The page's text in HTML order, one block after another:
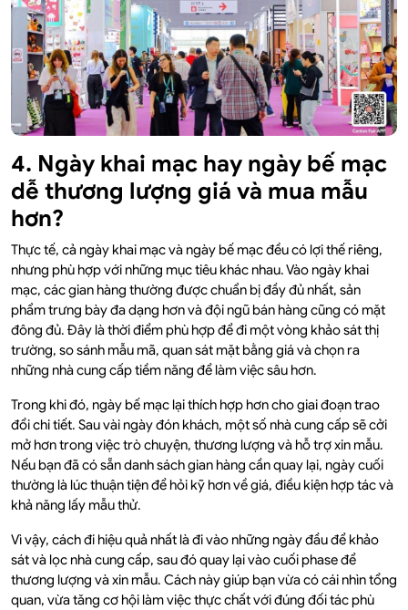
4. Ngày khai mạc hay ngày bế mạc
dễ thương lượng giá và mua mẫu
hơn?
Thực tế, cả ngày khai mạc và ngày bế mạc đều có lợi thế riêng,
nhưng phù hợp với những mục tiêu khác nhau. Vào ngày khai
mạc, các gian hàng thường được chuẩn bị đầy đủ nhất, sản
phẩm trưng bày đa dạng hơn và đội ngũ bán hàng cũng có mặt
đông đủ. Đây là thời điểm phù hợp để đi một vòng khảo sát thị
trường, so sánh mẫu mã, quan sát mặt bằng giá và chọn ra
những nhà cung cấp tiềm năng để làm việc sâu hơn.
Trong khi đó, ngày bế mạc lại thích hợp hơn cho giai đoạn trao
đổi chi tiết. Sau vài ngày đón khách, một số nhà cung cấp sẽ cởi
mở hơn trong việc trò chuyện, thương lượng và hỗ trợ xin mẫu.
Nếu bạn đã có sẵn danh sách gian hàng cần quay lại, ngày cuối
thường là lúc thuận tiện để hỏi kỹ hơn về giá, điều kiện hợp tác và
khả năng lấy mẫu thử.
Vì vậy, cách đi hiệu quả nhất là đi vào những ngày đầu để khảo
sát và lọc nhà cung cấp, sau đó quay lại vào cuối phase để
thương lượng và xin mẫu. Cách này giúp bạn vừa có cái nhìn tổng
quan, vừa tăng cơ hội làm việc thực chất với đúng đối tác phù